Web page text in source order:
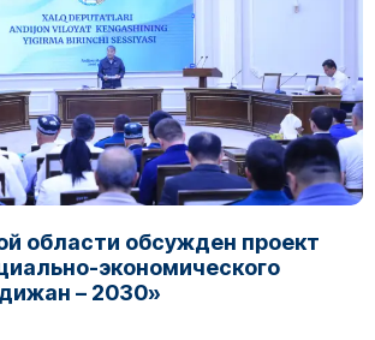
области обсужден проект
экономического
– 2030»